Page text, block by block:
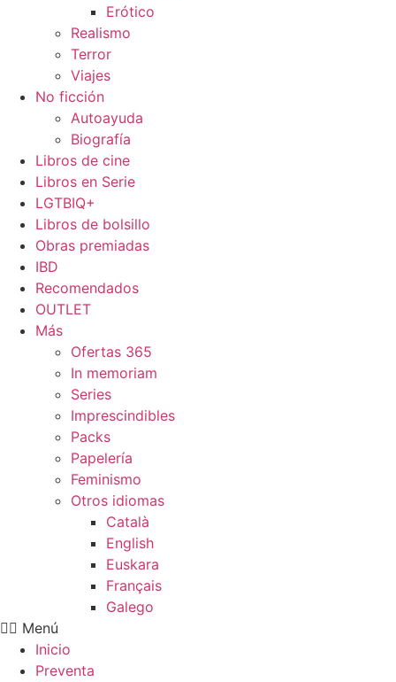
Erótico
Realismo
Terror
Viajes
No ficción
Autoayuda
Biografía
Libros de cine
Libros en Serie
LGTBIQ+
Libros de bolsillo
Obras premiadas
IBD
Recomendados
OUTLET
Más
Ofertas 365
In memoriam
Series
Imprescindibles
Packs
Papelería
Feminismo
Otros idiomas
Català
English
Euskara
Français
Galego
Menú
Inicio
Preventa